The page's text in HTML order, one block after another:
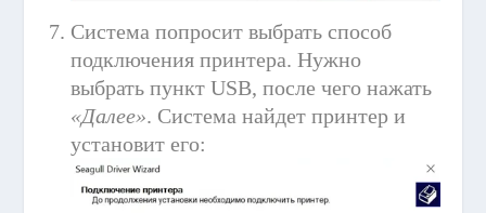
Система попросит выбрать способ
подключения принтера. Нужно
выбрать пункт USB, после чего нажать
«Далее». Система найдет принтер и
установит его: